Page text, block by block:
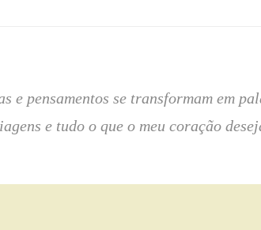
e pensamentos se transformam em
e tudo o que o meu coração